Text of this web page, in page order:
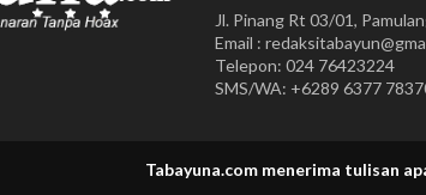
Jl. Pinang Rt 03/01,
Email :
Telepon: 024 76423224
SMS/WA: +6289 6377
Tabayuna.com menerima tulisan apa saja.